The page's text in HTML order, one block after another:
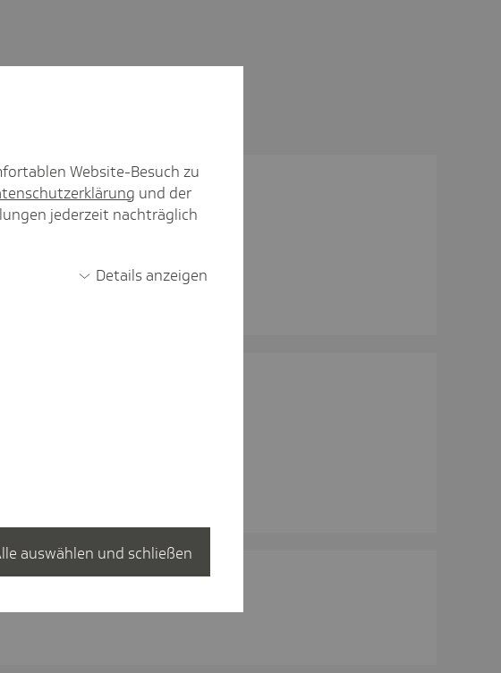
auf einen Blick
Website-Besuch zu
und der
jederzeit nachträglich
Details anzeigen
auswählen und schließen